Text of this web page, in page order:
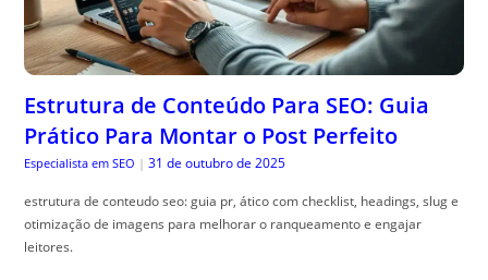
Estrutura de Conteúdo Para SEO: Guia
Prático Para Montar o Post Perfeito
Especialista em SEO | 31 de outubro de 2025
estrutura de conteudo seo: guia pr, ático com checklist, headings, slug e
otimização de imagens para melhorar o ranqueamento e engajar
leitores.